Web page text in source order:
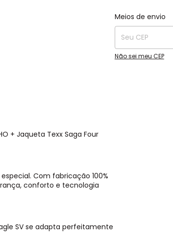
Entregas para o CEP:
Meios de envio
Não sei meu CEP
+ Jaqueta Texx Saga Four
Com fabricação 100%
conforto e tecnologia
SV se adapta perfeitamente